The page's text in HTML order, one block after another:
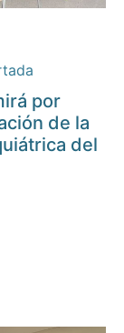
por
de la
del